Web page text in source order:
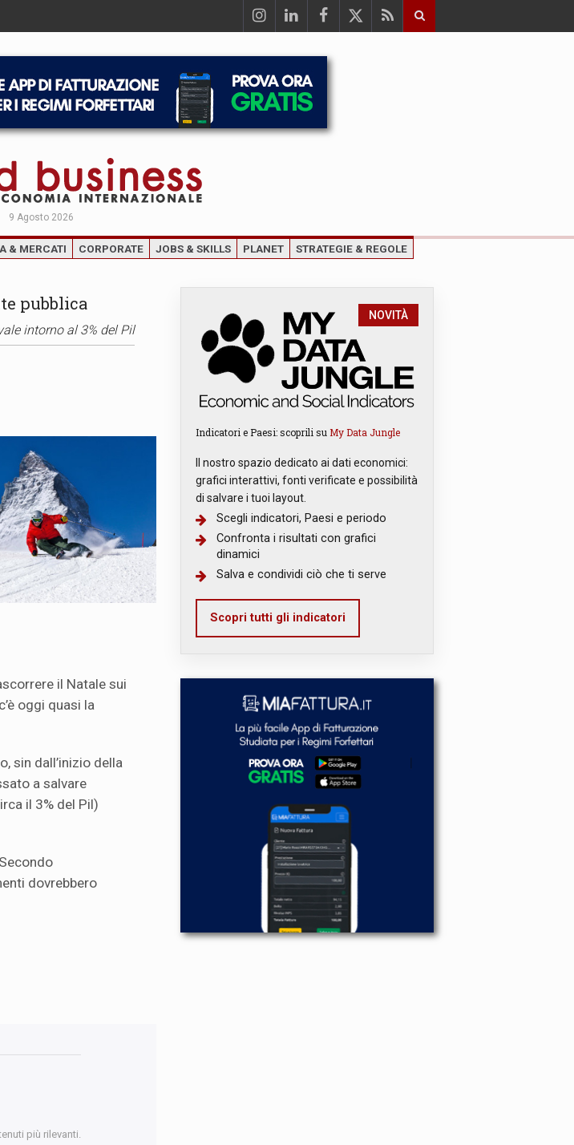
9 Agosto 2026
& MERCATI CORPORATE JOBS & SKILLS PLANET STRATEGIE & REGOLE
pubblica
intorno al 3% del Pil
il Natale sui
oggi quasi la
sin dall’inizio della
a salvare
il 3% del Pil)
dovrebbero
più rilevanti.
NOVITÀ
Indicatori e Paesi: scoprili su My Data Jungle
Il nostro spazio dedicato ai dati economici:
grafici interattivi, fonti verificate e possibilità
di salvare i tuoi layout.
Scegli indicatori, Paesi e periodo
Confronta i risultati con grafici
dinamici
Salva e condividi ciò che ti serve
Scopri tutti gli indicatori